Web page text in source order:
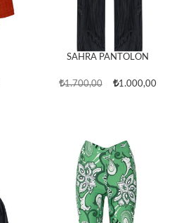
SAHRA PANTOLON
1.700,00 1.000,00